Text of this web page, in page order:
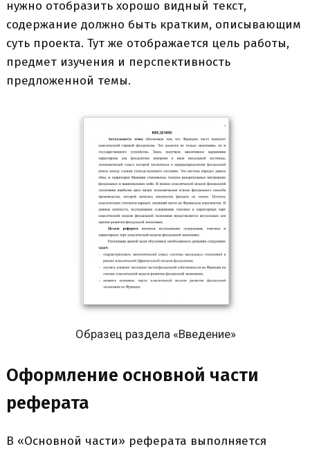
нужно отобразить хорошо видный текст,
содержание должно быть кратким, описывающим
суть проекта. Тут же отображается цель работы,
предмет изучения и перспективность
предложенной темы.
Образец раздела «Введение»
Оформление основной части
реферата
В «Основной части» реферата выполняется